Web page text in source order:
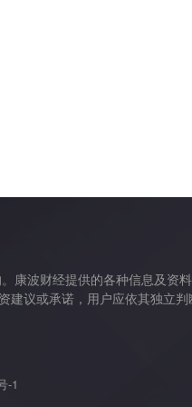
康波财经提供的各种信息及资
建议或承诺，用户应依其独立
-1